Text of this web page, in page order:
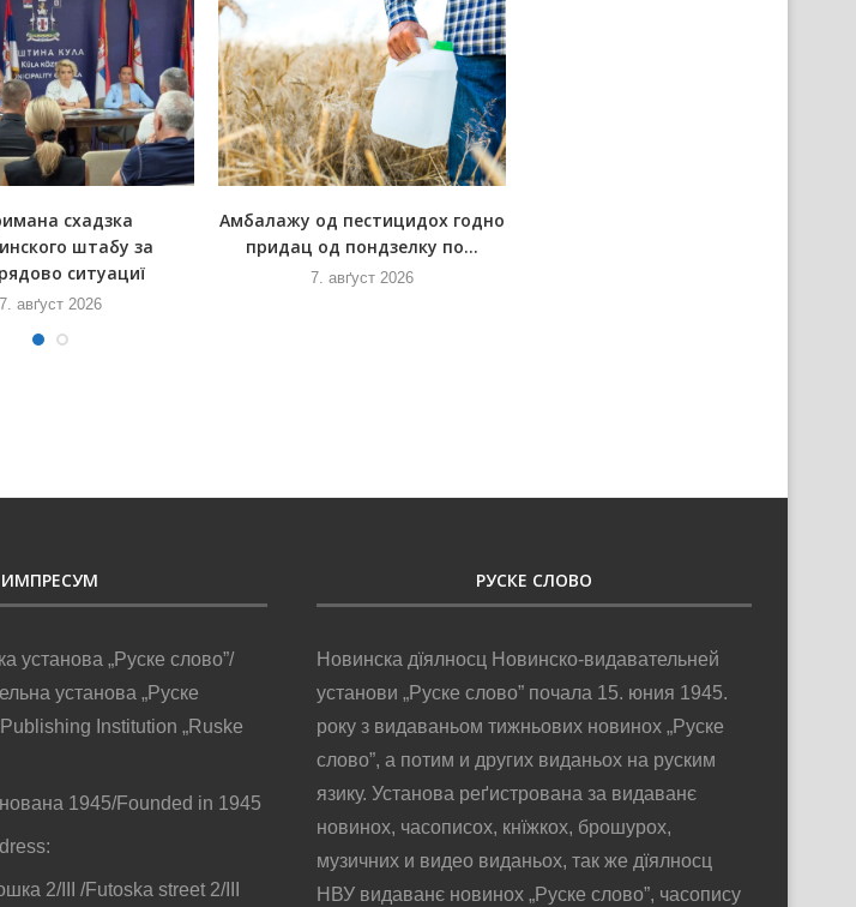
схадзка
штабу за
ситуациї
7. авґуст 2026
Амбалажу од пестицидох годно
придац од пондзелку по...
7. авґуст 2026
ИМПРЕСУМ
установа „Руске слово”/
установа „Руске
Institution „Ruske
1945/Founded in 1945
2/III /Futoska street 2/III
РУСКЕ СЛОВО
Новинска дїялносц Новинско-видавательней
установи „Руске слово” почала 15. юния 1945.
року з видаваньом тижньових новинох „Руске
слово”, а потим и других виданьох на руским
язику. Установа реґистрована за видаванє
новинох, часописох, кнїжкох, брошурох,
музичних и видео виданьох, так же дїялносц
НВУ видаванє новинох „Руске слово”, часопису